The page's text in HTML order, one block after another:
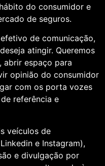
do consumidor e
de seguros.
de comunicação,
atingir. Queremos
abrir espaço para
opinião do consumidor
com os porta vozes
referência e
veículos de
e Instagram),
e divulgação por